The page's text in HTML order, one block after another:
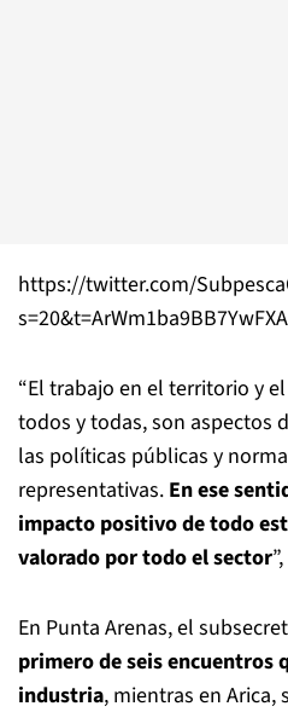
https://twitter.com/
“El trabajo en el territorio y
todos y todas, son aspectos
las políticas públicas y
representativas. En ese
impacto positivo de todo
valorado por todo el sector
En Punta Arenas, el
primero de seis encuentros
industria, mientras en Arica,